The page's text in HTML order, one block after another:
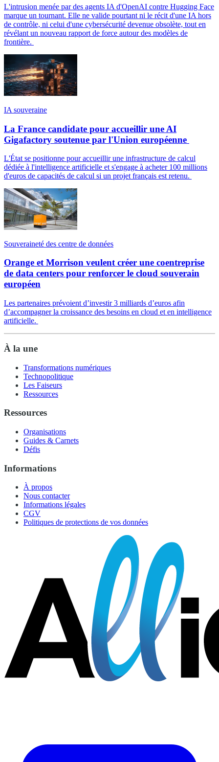
L'intrusion menée par des agents IA d'OpenAI contre Hugging Face
marque un tournant. Elle ne valide pourtant ni le récit d'une IA hors
de contrôle, ni celui d'une cybersécurité devenue obsolète, tout en
révélant un nouveau rapport de force autour des modèles de
frontière.
IA souveraine
La France candidate pour accueillir une AI
Gigafactory soutenue par l'Union européenne
L'État se positionne pour accueillir une infrastructure de calcul
dédiée à l'intelligence artificielle et s'engage à acheter 100 millions
d'euros de capacités de calcul si un projet français est retenu.
Souveraineté des centre de données
Orange et Morrison veulent créer une coentreprise
de data centers pour renforcer le cloud souverain
européen
Les partenaires prévoient d’investir 3 milliards d’euros afin
d’accompagner la croissance des besoins en cloud et en intelligence
artificielle.
À la une
Transformations numériques
Technopolitique
Les Faiseurs
Ressources
Ressources
Organisations
Guides & Carnets
Défis
Informations
À propos
Nous contacter
Informations légales
CGV
Politiques de protections de vos données